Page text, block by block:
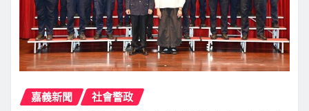
嘉義新聞 社會警政